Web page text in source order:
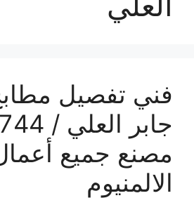
فني تفصيل
مصنع جميع
الالمنيوم